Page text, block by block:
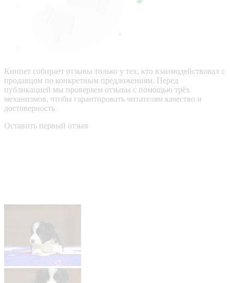
Кинпет собирает отзывы только у тех, кто взаимодействовал с
продавцом по конкретным предложениям. Перед
публикацией мы проверяем отзывы с помощью трёх
механизмов, чтобы гарантировать читателям качество и
достоверность
Оставить первый отзыв